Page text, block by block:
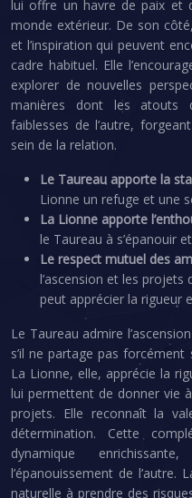
lui offre un havre de paix et
monde extérieur. De son
et l’inspiration qui peuvent
cadre habituel. Elle
explorer de nouvelles
manières dont les atouts
faiblesses de l’autre,
sein de la relation.
Le Taureau apporte la
Lionne un refuge et une
La Lionne apporte
le Taureau à s’épanouir
Le respect mutuel des
l’ascension et les projets
peut apprécier la rigueur
Le Taureau admire
s’il ne partage pas
La Lionne, elle, apprécie la
lui permettent de donner vie
projets. Elle reconnaît la
détermination. Cette
dynamique
l’épanouissement de
naturelle à prendre des